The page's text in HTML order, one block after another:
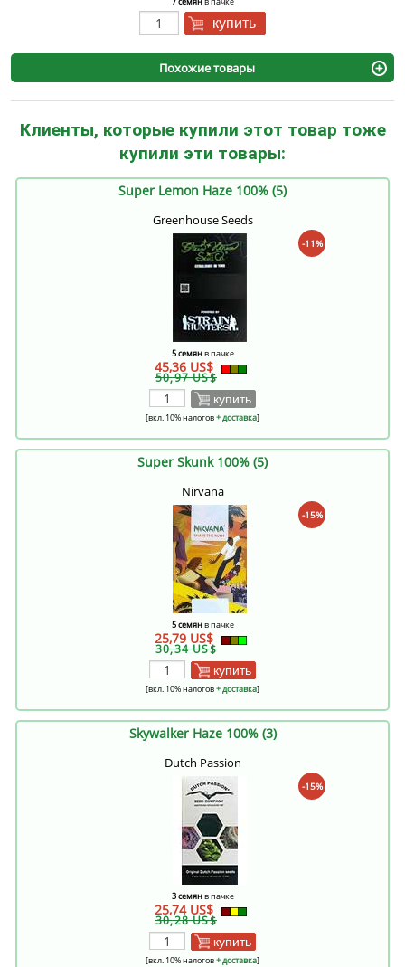
купить
Похожие товары
Клиенты, которые купили этот товар тоже
купили эти товары:
Super Lemon Haze 100% (5)
Greenhouse Seeds
-11%
5 семянв пачке
45,36 US$
50,97 US$
купить
[вкл. 10% налогов+ доставка]
Super Skunk 100% (5)
Nirvana
-15%
5 семянв пачке
25,79 US$
30,34 US$
купить
[вкл. 10% налогов+ доставка]
Skywalker Haze 100% (3)
Dutch Passion
-15%
3 семянв пачке
25,74 US$
30,28 US$
купить
[вкл. 10% налогов+ доставка]